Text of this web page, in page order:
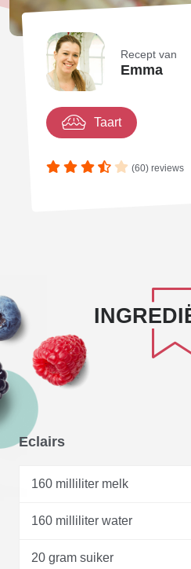
Recept van
Emma
Taart
(60) reviews
Eclairs
160 milliliter melk
160 milliliter water
20 gram suiker